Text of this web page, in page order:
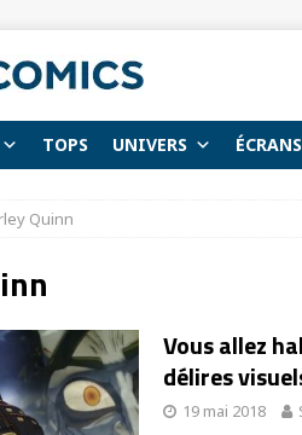
TOPS UNIVERS ÉCRANS
Quinn
Vous allez
délires
19 mai 2018